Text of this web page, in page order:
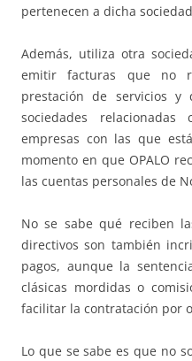
pertenecen a dicha
Además, utiliza otra
emitir facturas que no
prestación de servicios y
sociedades
empresas con las que
momento en que OPALO
las cuentas personales de
No se sabe qué reciben
directivos son también
pagos, aunque la
clásicas mordidas o
facilitar la contratación por
Lo que se sabe es que no